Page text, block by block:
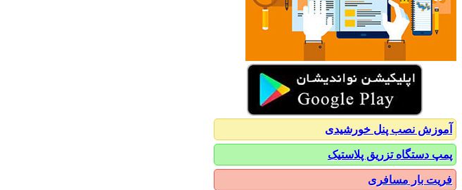
آموزش نصب پنل خورشیدی
پمپ دستگاه تزریق پلاستیک
فریت بار مسافری